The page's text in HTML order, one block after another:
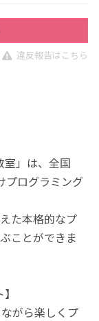
違反報告はこちら
室」は、全国
プログラミング
た本格的なプ
ことができま
がら楽しくプ